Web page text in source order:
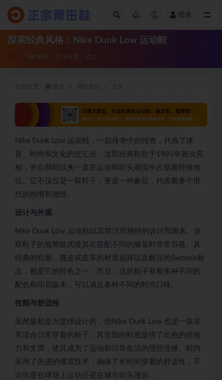
登录
探索经典风格：Nike Dunk Low 运动鞋
潮鞋资讯 3 年前 0
Nike Dunk Low 运动鞋，一款传奇中的传奇，代表了体
育、时尚和文化的交汇点。这双经典鞋款于1985年首次亮
相，并自那时以来一直在运动和街头潮流中占据着特殊地
位。它不仅仅是一双鞋子，更是一种象征，代表着多个世
代的热情和激情。
设计与外观
Nike Dunk Low 运动鞋以其简洁而独特的设计而闻名。这
双鞋子的低帮款式使其在搭配不同的服装时非常百搭。其
经典的轮廓、麂皮或皮革的材质选择以及醒目的Swoosh标
志，都是它的特色之一。而且，这款鞋子有着多种不同的
配色和印花版本，可以满足各种不同的时尚口味。
性能与舒适性
虽然最初是为篮球设计的，但Nike Dunk Low 也是一款非
常适合日常穿着的鞋子。其坚固的鞋底提供了出色的抓地
力和支撑，使其成为了运动和日常生活的理想选择。鞋内
采用了先进的缓震技术，确保了长时间穿着的舒适性，不
论你是在球场上运动还是在城市街头漫步。